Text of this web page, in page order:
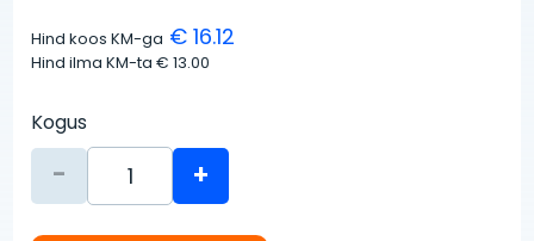
Hind koos KM-ga € 16.12
Hind ilma KM-ta€ 13.00
Kogus
- +